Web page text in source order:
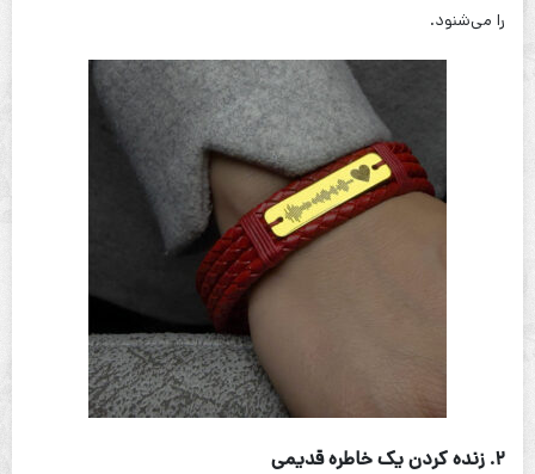
را می‌شنود.
۲. زنده کردن یک خاطره قدیمی